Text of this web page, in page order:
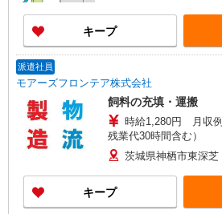
キープ
派遣社員
モアーズフロンテア株式会社
飼料の充填・運搬
時給1,280円 月収例
残業代30時間含む）
茨城県神栖市東深芝
キープ